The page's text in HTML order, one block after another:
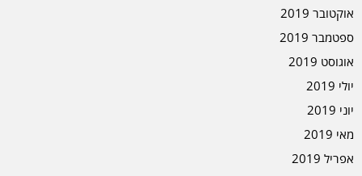
אוקטובר 2019
ספטמבר 2019
אוגוסט 2019
יולי 2019
יוני 2019
מאי 2019
אפריל 2019